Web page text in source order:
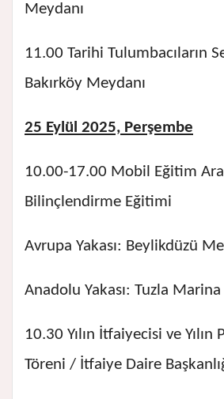
Meydanı
11.00 Tarihi Tulumbacıların
Bakırköy Meydanı
25 Eylül 2025, Perşembe
10.00-17.00 Mobil Eğitim
Bilinçlendirme Eğitimi
Avrupa Yakası: Beylikdüzü
Anadolu Yakası: Tuzla
10.30 Yılın İtfaiyecisi ve
Töreni / İtfaiye Daire